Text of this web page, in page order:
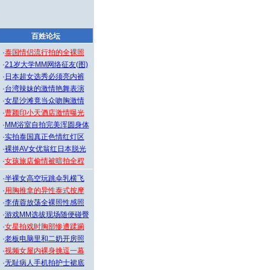
百姓论坛
·泰国情侣流行拍的全裸照
·21岁大学MM网络征友(图)
· 日本超女选秀必须亮内裤
·台湾辣妹的激情艳舞表演
·女星沙滩竟当众吻胸激情
·曹颖印小天酒店激情曝光
· MM浴室自拍完美浑圆身体
·实拍泰国真正色情红灯区
·裸拼AV女优翁红日本脱光
·女孩旅店偷情被暗拍全程
·半裸女高空玩跳伞乳横飞
·用胸推拿的异性泰式按摩
·李倩蓉放荡全裸照性感照
·游戏MM选拔现场随便碰臀
·女星拍戏时胸部惨遭蹂躏
·老板电脑里和二奶开房照
·视频女屋内裸身挑逗一幕
·无耻病人手机拍护士裙底